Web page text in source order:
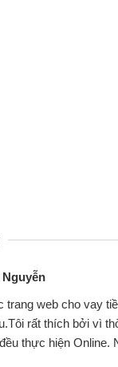
Đoàn Hữu Cảnh
Mình cần
nhưng thật
không cần